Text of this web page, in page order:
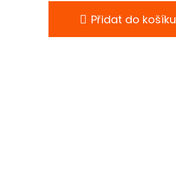
Přidat do košíku